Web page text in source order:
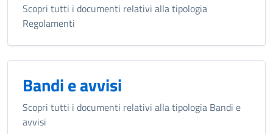
Scopri tutti i documenti relativi alla tipologia
Regolamenti
Bandi e avvisi
Scopri tutti i documenti relativi alla tipologia Bandi e
avvisi